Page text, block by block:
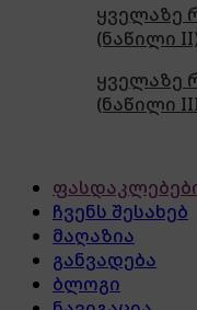
ყველაზე
(ნაწილი
ყველაზე
(ნაწილი
ჩვენს შესახებ
მაღაზია
განვადება
ბლოგი